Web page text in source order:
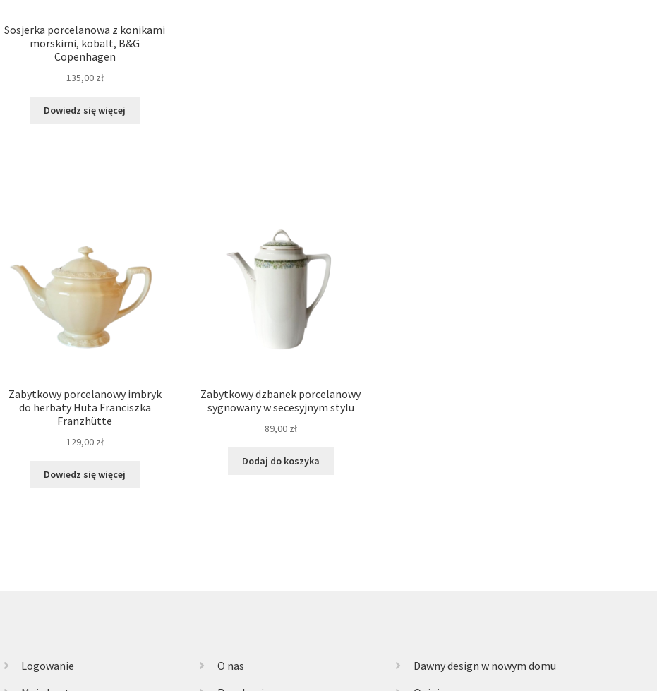
Sosjerka porcelanowa z konikami
morskimi, kobalt, B&G
Copenhagen
135,00 zł
Dowiedz się więcej
Zabytkowy porcelanowy imbryk
do herbaty Huta Franciszka
Franzhütte
129,00 zł
Dowiedz się więcej
Zabytkowy dzbanek porcelanowy
sygnowany w secesyjnym stylu
89,00 zł
Dodaj do koszyka
Logowanie
O nas
Dawny design w nowym domu